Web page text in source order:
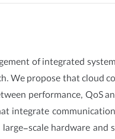
of integrated
We propose that cloud
performance, QoS
integrate
scale hardware and